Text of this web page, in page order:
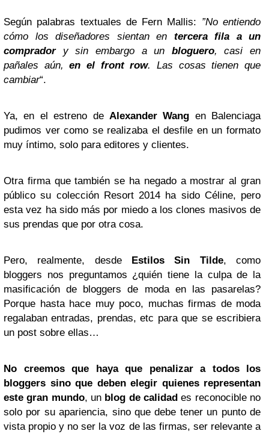
Según palabras textuales de Fern Mallis: ”No entiendo
cómo los diseñadores sientan en tercera fila a un
compradory sin embargo a un bloguero, casi en
pañales aún,en el front row. Las cosas tienen que
cambiar“.
Ya, en el estreno de Alexander Wang en Balenciaga
pudimos ver como se realizaba el desfile en un formato
muy íntimo, solo para editores y clientes.
Otra firma que también se ha negado a mostrar al gran
público su colección Resort 2014 ha sido Céline, pero
esta vez ha sido más por miedo a los clones masivos de
sus prendas que por otra cosa.
Pero, realmente, desde Estilos Sin Tilde, como
bloggers nos preguntamos ¿quién tiene la culpa de la
masificación de bloggers de moda en las pasarelas?
Porque hasta hace muy poco, muchas firmas de moda
regalaban entradas, prendas, etc para que se escribiera
un post sobre ellas…
No creemos que haya que penalizar a todos los
bloggers sino que deben elegir quienes representan
este gran mundo, un blog de calidad es reconocible no
solo por su apariencia, sino que debe tener un punto de
vista propio y no ser la voz de las firmas, ser relevante a